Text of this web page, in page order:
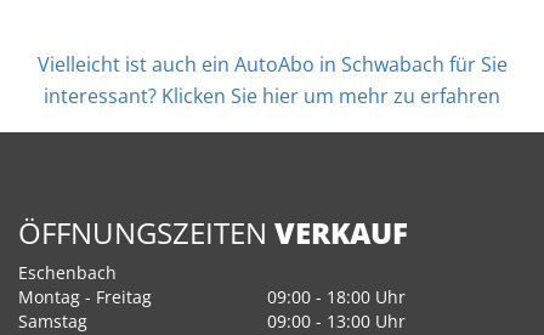
Vielleicht ist auch ein AutoAbo in Schwabach für Sie
interessant? Klicken Sie hier um mehr zu erfahren
ÖFFNUNGSZEITEN VERKAUF
Eschenbach
Montag - Freitag
09:00 - 18:00 Uhr
Samstag
09:00 - 13:00 Uhr